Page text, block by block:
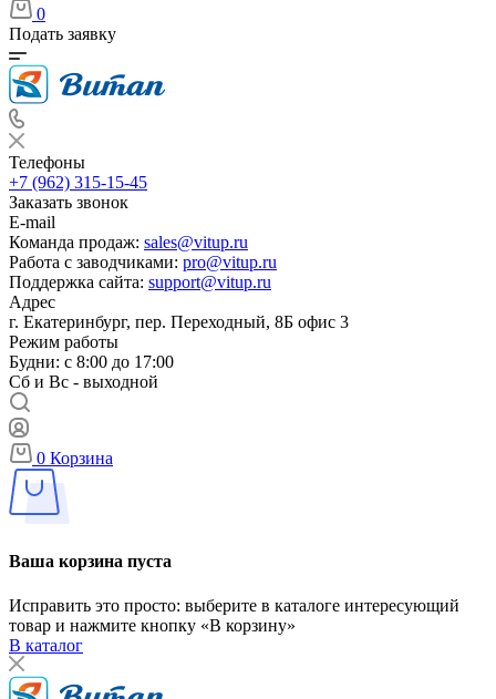
0
Подать заявку
Телефоны
+7 (962) 315-15-45
Заказать звонок
E-mail
Команда продаж: sales@vitup.ru
Работа с заводчиками: pro@vitup.ru
Поддержка сайта: support@vitup.ru
Адрес
г. Екатеринбург, пер. Переходный, 8Б офис 3
Режим работы
Будни: с 8:00 до 17:00
Сб и Вс - выходной
0 Корзина
Ваша корзина пуста
Исправить это просто: выберите в каталоге интересующий
товар и нажмите кнопку «В корзину»
В каталог